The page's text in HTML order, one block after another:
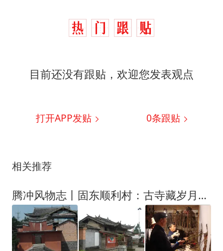
目前还没有跟贴，欢迎您发表观点
打开APP发贴 0条跟贴
相关推荐
腾冲风物志丨固东顺利村：古寺藏岁月，皮影演千秋